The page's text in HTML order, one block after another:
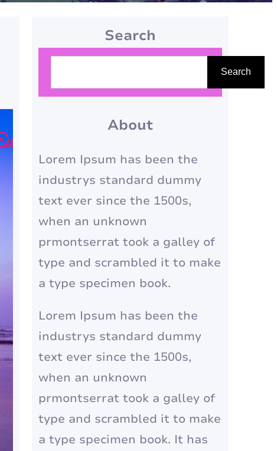
Search
s
i
s
a
r
Search
About
Lorem Ipsum has been the
industrys standard dummy
text ever since the 1500s,
when an unknown
prmontserrat took a galley of
type and scrambled it to make
a type specimen book.
Lorem Ipsum has been the
industrys standard dummy
text ever since the 1500s,
when an unknown
prmontserrat took a galley of
type and scrambled it to make
a type specimen book. It has